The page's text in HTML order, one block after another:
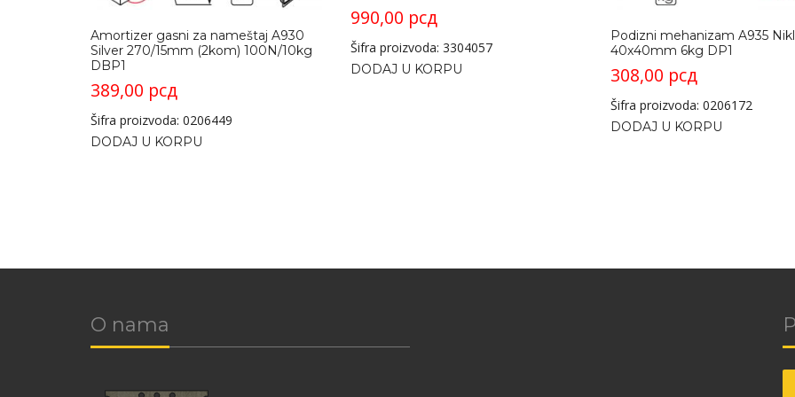
Amortizer gasni za nameštaj A930
Silver 270/15mm (2kom) 100N/10kg
DBP1
389,00 рсд
Šifra proizvoda: 0206449
DODAJ U KORPU
990,00 рсд
Šifra proizvoda: 3304057
DODAJ U KORPU
Podizni mehanizam A935 Nikl
40x40mm 6kg DP1
308,00 рсд
Šifra proizvoda: 0206172
DODAJ U KORPU
O nama